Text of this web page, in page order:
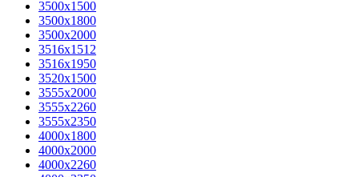
3500х1500
3500х1800
3500х2000
3516х1512
3516х1950
3520х1500
3555х2000
3555х2260
3555х2350
4000х1800
4000х2000
4000х2260